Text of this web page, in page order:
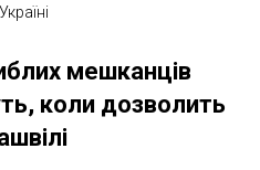
мешканців
коли дозволить